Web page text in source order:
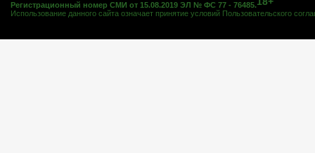
Регистрационный номер СМИ от 15.08.2019 ЭЛ № ФС 77 - 76485.
Использование данного сайта означает принятие условий Пользовательского